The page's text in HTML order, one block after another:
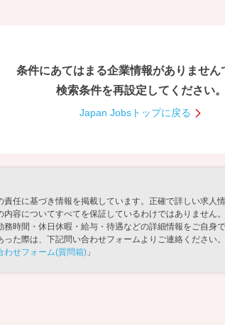
条件にあてはまる企業情報がありません
検索条件を再設定してください。
Japan Jobsトップに戻る
任に基づき情報を掲載しています。正確で詳しい求人
容についてすべてを保証しているわけではありません。
時間・休日休暇・給与・待遇などの詳細情報をご自身
た際は、下記問い合わせフォームよりご連絡ください
せフォーム(質問箱) 」